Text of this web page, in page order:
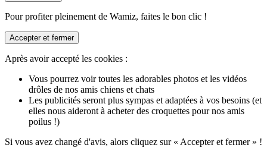
Pour profiter pleinement de Wamiz, faites le bon clic !
Accepter et fermer
Après avoir accepté les cookies :
Vous pourrez voir toutes les adorables photos et les vidéos
drôles de nos amis chiens et chats
Les publicités seront plus sympas et adaptées à vos besoins (et
elles nous aideront à acheter des croquettes pour nos amis
poilus !)
Si vous avez changé d'avis, alors cliquez sur « Accepter et fermer » !